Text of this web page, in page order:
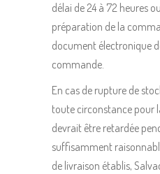
délai de 24 à 72 heures
préparation de la
document électronique
commande.
En cas de rupture de
toute circonstance pour
devrait être retardée
suffisamment
de livraison établis,